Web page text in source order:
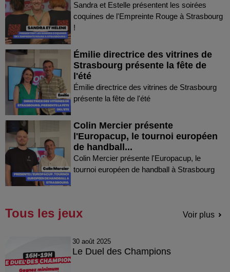
Sandra et Estelle présentent les soirées
coquines de l'Empreinte Rouge à Strasbourg
!
Émilie directrice des vitrines de
Strasbourg présente la fête de
l'été
Émilie directrice des vitrines de Strasbourg
présente la fête de l'été
Colin Mercier présente
l'Europacup, le tournoi européen
de handball...
Colin Mercier présente l'Europacup, le
tournoi européen de handball à Strasbourg
Tous les jeux Voir plus
30 août 2025
Le Duel des Champions